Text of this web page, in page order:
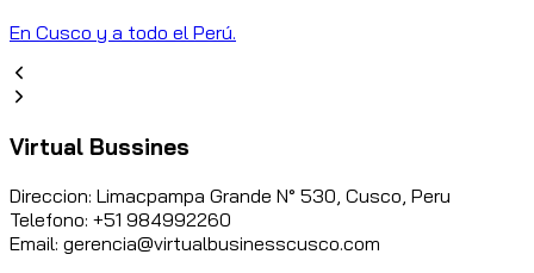
En Cusco y a todo el Perú.
Virtual Bussines
Direccion: Limacpampa Grande N° 530, Cusco, Peru
Telefono: +51 984992260
Email: gerencia@virtualbusinesscusco.com